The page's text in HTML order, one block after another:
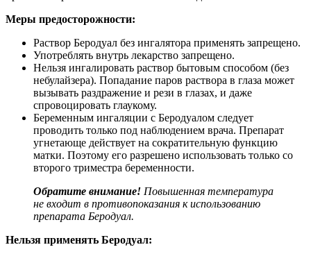
Меры предосторожности:
Раствор Беродуал без ингалятора применять запрещено.
Употреблять внутрь лекарство запрещено.
Нельзя ингалировать раствор бытовым способом (без
небулайзера). Попадание паров раствора в глаза может
вызывать раздражение и рези в глазах, и даже
спровоцировать глаукому.
Беременным ингаляции с Беродуалом следует
проводить только под наблюдением врача. Препарат
угнетающе действует на сократительную функцию
матки. Поэтому его разрешено использовать только со
второго триместра беременности.
Обратите внимание! Повышенная температура
не входит в противопоказания к использованию
препарата Беродуал.
Нельзя применять Беродуал: